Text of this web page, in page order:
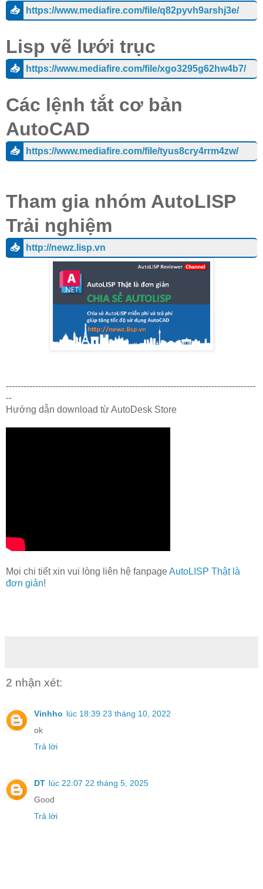
📥 https://www.mediafire.com/file/q82pyvh9arshj3e/
Lisp vẽ lưới trục
📥 https://www.mediafire.com/file/xgo3295g62hw4b7/
Các lệnh tắt cơ bản
AutoCAD
📥 https://www.mediafire.com/file/tyus8cry4rrm4zw/
Tham gia nhóm AutoLISP
Trải nghiệm
📥 http://newz.lisp.vn
-------------------------------------------------------------------------------------
--
Hướng dẫn download từ AutoDesk Store
Mọi chi tiết xin vui lòng liên hệ fanpageAutoLISP Thật là
đơn giản!
2 nhận xét:
Vinhho lúc 18:39 23 tháng 10, 2022
ok
Trả lời
DT lúc 22:07 22 tháng 5, 2025
Good
Trả lời